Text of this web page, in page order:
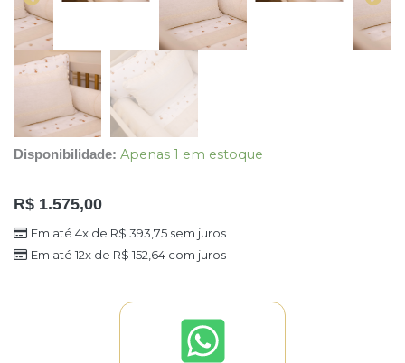
Disponibilidade: Apenas 1 em estoque
R$ 1.575,00
Em até 4x de R$ 393,75sem juros
Em até 12x de R$ 152,64com juros